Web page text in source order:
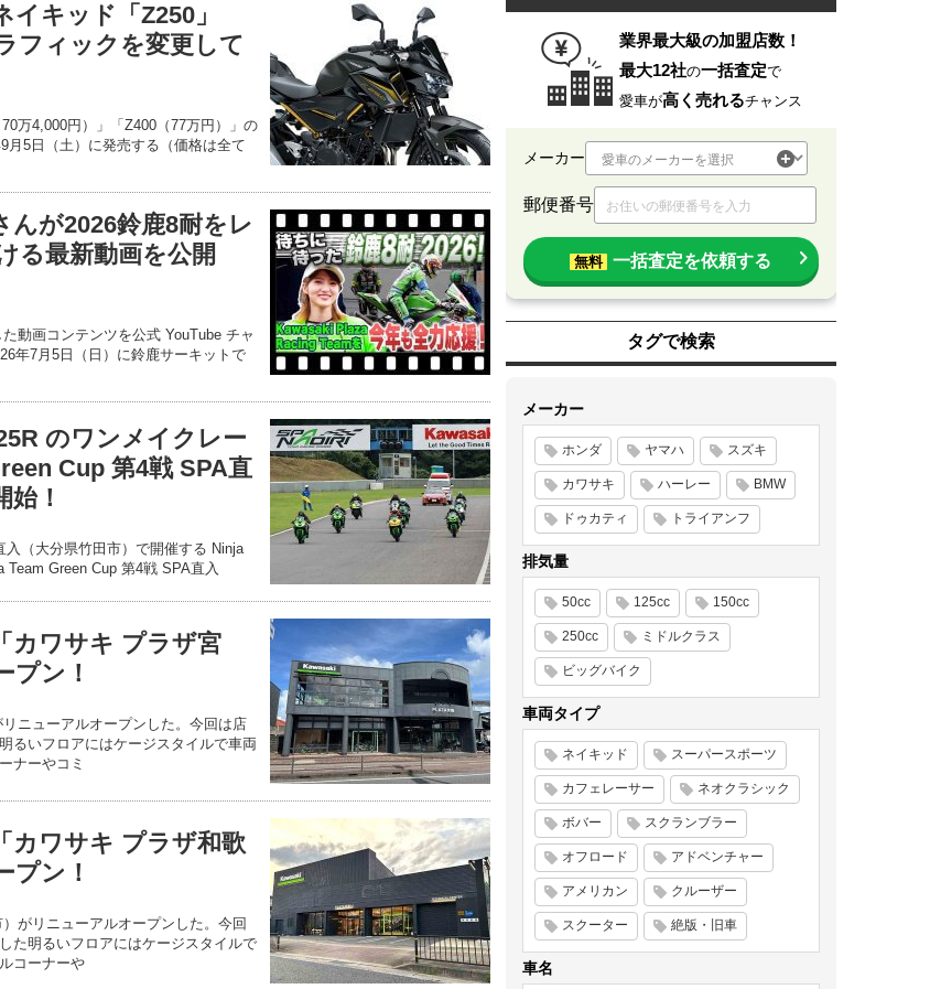
イキッド「Z250」
フィックを変更して
万4,000円）」「Z400（77万円）」の
月5日（土）に発売する（価格は全て
んが2026鈴鹿8耐をレ
る最新動画を公開
動画コンテンツを公式 YouTube チャ
年7月5日（日）に鈴鹿サーキットで
のワンメイクレー
Cup 第4戦 SPA直
！
（大分県竹田市）で開催する Ninja
Green Cup 第4戦 SPA直入
カワサキ プラザ宮
プン！
ニューアルオープンした。今回は店
るいフロアにはケージスタイルで車両
ナーやコミ
カワサキ プラザ和歌
プン！
がリニューアルオープンした。今回
た明るいフロアにはケージスタイルで
コーナーや
業界最大級の加盟店数！
最大12社の一括査定で
愛車が高く売れるチャンス
メーカー
郵便番号
無料 一括査定を依頼する
タグで検索
メーカー
ホンダ ヤマハ スズキ
カワサキ ハーレー BMW
ドゥカティ トライアンフ
排気量
50cc 125cc 150cc
250cc ミドルクラス
ビッグバイク
車両タイプ
ネイキッド スーパースポーツ
カフェレーサー ネオクラシック
ボバー スクランブラー
オフロード アドベンチャー
アメリカン クルーザー
スクーター 絶版・旧車
車名